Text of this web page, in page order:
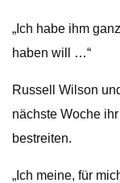
„Ich habe ihm
haben will …“
Russell Wilson
nächste Woche
bestreiten.
„Ich meine, für